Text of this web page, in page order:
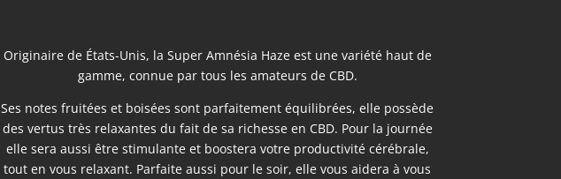
Originaire de États-Unis, la Super Amnésia Haze est une variété haut de
gamme, connue par tous les amateurs de CBD.
Ses notes fruitées et boisées sont parfaitement équilibrées, elle possède
des vertus très relaxantes du fait de sa richesse en CBD. Pour la journée
elle sera aussi être stimulante et boostera votre productivité cérébrale,
tout en vous relaxant. Parfaite aussi pour le soir, elle vous aidera à vous